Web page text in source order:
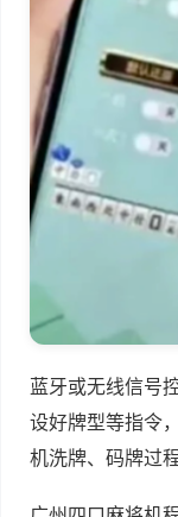
蓝牙或无线信号
设好牌型等指令
机洗牌、码牌过